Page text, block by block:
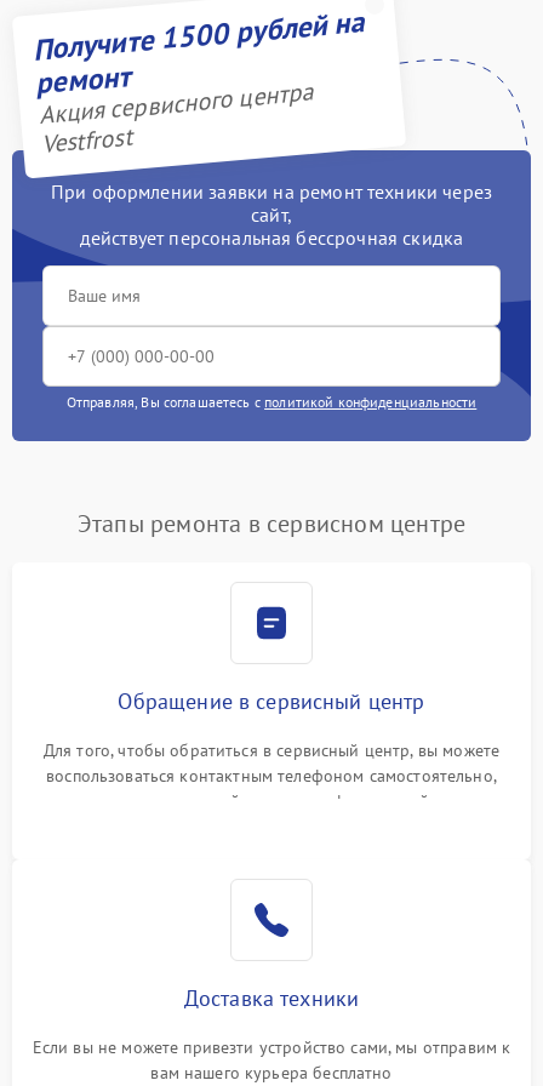
Получите 1500 рублей на
ремонт
Акция сервисного центра
Vestfrost
При оформлении заявки на ремонт техники через
сайт,
действует персональная бессрочная скидка
Отправляя, Вы соглашаетесь с политикой конфиденциальности
Этапы ремонта в сервисном центре
Обращение в сервисный центр
Для того, чтобы обратиться в сервисный центр, вы можете
воспользоваться контактным телефоном самостоятельно,
или оставить свой номер телефона на сайте
Доставка техники
Если вы не можете привезти устройство сами, мы отправим к
вам нашего курьера бесплатно